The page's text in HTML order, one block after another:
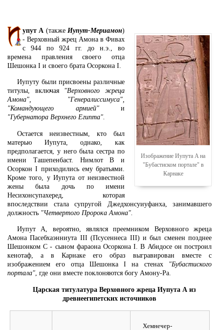
Изображение Иупута A на
"Бубастиском портале" в
Карнаке
упут А (такжеИупут-Мериамон)
- Верховный жрец Амона в Фивах
с 944 по 924 гг. до н.э., во
времена правления своего отца
Шешонка I и своего брата Осоркона I.
Иупуту были присвоены различные
титулы, включая "Верховного жреца
Амона", "Генералиссимуса",
"Командующего армией"и
"Губернатора Верхнего Египта".
Остается неизвестным, кто был
матерью Иупута, однако, как
предполагается, у него была сестра по
имени Ташепенбаст. Нимлот B и
Осоркон I приходились ему братьями.
Кроме того, у Иупута от неизвестной
жены была дочь по имени
Несихонсупахеред, которая
впоследствии стала супругой Джедхонсуиуфанха, занимавшего
должность "Четвертого Пророка Амона".
Иупут А, вероятно, являлся преемником Верховного жреца
Амона Пасебхаэнниута III (Псусеннеса III) и был сменен позднее
Шешонком С - сыном фараона Осоркона I. В Абидосе он построил
кенотаф, а в Карнаке его образ выгравирован вместе с
изображением его отца Шешонка I на стенах "Бубастиского
портала", где они вместе поклоняются богу Амону-Ра.
Царская титулатура Верховного жреца Иупута А из
древнеегипетских источников
Хемнечер-